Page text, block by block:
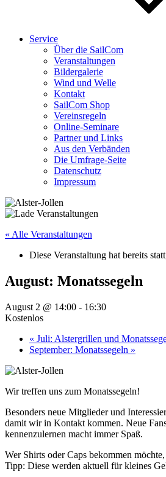
Service
Über die SailCom
Veranstaltungen
Bildergalerie
Wind und Welle
Kontakt
SailCom Shop
Vereinsregeln
Online-Seminare
Partner und Links
Aus den Verbänden
Die Umfrage-Seite
Datenschutz
Impressum
« Alle Veranstaltungen
Diese Veranstaltung hat bereits
August: Monatssegeln
August 2 @ 14:00 - 16:30
Kostenlos
« Juli: Alstergrillen und
September: Monatssegeln »
Wir treffen uns zum Monatssegeln!
Besonders neue Mitglieder und
damit wir in Kontakt kommen. Neue
kennenzulernen macht immer Spaß.
Wer Shirts oder Caps bekommen
Tipp: Diese werden aktuell für kleines